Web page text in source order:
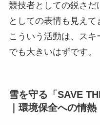
競技者としての鋭さだ
としての表情も見えて
こういう活動は、スキ
でも大きいはずです。
雪を守る「SAVE
｜環境保全への情熱